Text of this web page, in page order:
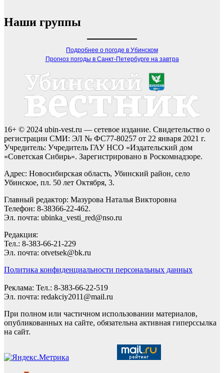
Наши группы
Подробнее о погоде в Убинском
Прогноз погоды в Санкт-Петербурге на завтра
16+ © 2024 ubin-vest.ru — сетевое издание. Свидетельство о
регистрации СМИ: ЭЛ № ФС77-80257 от 22 января 2021 г.
Учредитель: Учредитель ГАУ НСО «Издательский дом
«Советская Сибирь». Зарегистрировано в Роскомнадзоре.
Адрес: Новосибирская область, Убинский район, село
Убинское, пл. 50 лет Октября, 3.
Главный редактор: Мазурова Наталья Викторовна
Телефон: 8-38366-22-462.
Эл. почта: ubinka_vesti_red@nso.ru
Редакция:
Тел.: 8-383-66-21-229
Эл. почта: otvetsek@bk.ru
Политика конфиденциальности персональных данных
Реклама: Тел.: 8-383-66-22-519
Эл. почта: redakciy2011@mail.ru
При полном или частичном использовании материалов,
опубликованных на сайте, обязательна активная гиперссылка
на сайт.